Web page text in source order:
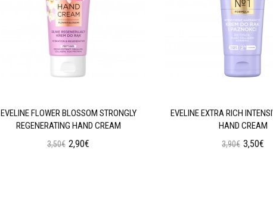
EVELINE FLOWER BLOSSOM STRONGLY
REGENERATING HAND CREAM
3,50€ 2,90€
EVELINE EXTRA RICH
HAND CREAM
3,90€ 3,50€